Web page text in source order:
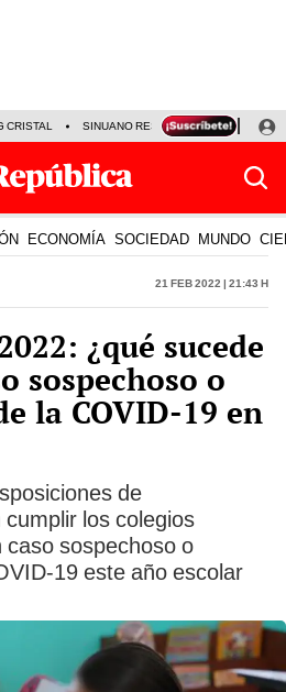
CRISTAL SINUANO RESULTADOS HOY
ECONOMÍA SOCIEDAD MUNDO
21 Feb 2022 | 21:43 h
¿qué sucede
sospechoso o
la COVID-19 en
de
los colegios
sospechoso o
19 este año escolar